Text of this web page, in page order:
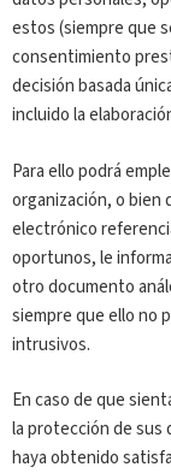
estos (siempre que
consentimiento
decisión basada
incluido la
Para ello podrá
organización, o bien
electrónico
oportunos, le
otro documento
siempre que ello no
intrusivos.
En caso de que
la protección de sus
haya obtenido